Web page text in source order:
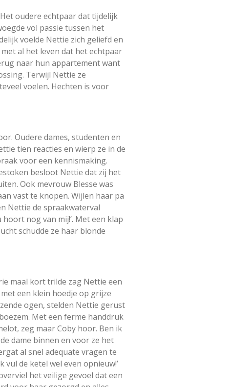
oudere echtpaar dat tijdelijk
vol passie tussen het
voelde Nettie zich geliefd en
al het leven dat het echtpaar
naar hun appartement want
Terwijl Nettie ze
voelen. Hechten is voor
Oudere dames, studenten en
tien reacties en wierp ze in de
voor een kennismaking.
besloot Nettie dat zij het
Ook mevrouw Blesse was
vast te knopen. Wijlen haar pa
Nettie de spraakwaterval
nog van mij!’. Met een klap
schudde ze haar blonde
maal kort trilde zag Nettie een
een klein hoedje op grijze
ogen, stelden Nettie gerust
Met een ferme handdruk
zeg maar Coby hoor. Ben ik
dame binnen en voor ze het
al snel adequate vragen te
de ketel wel even opnieuw!’
het veilige gevoel dat een